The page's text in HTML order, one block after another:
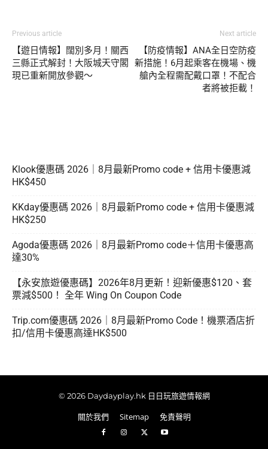
Previous article
【遊日情報】闊別多月！關西
三縣正式解封！大阪城天守閣
現已重新開放參觀～
Next article
【防疫情報】ANA全日空防疫
新措施！6月起乘客在機場、機
艙內全程需配戴口罩！不配合
者將被拒載！
Klook優惠碼 2026｜8月最新Promo code + 信用卡優惠減
HK$450
KKday優惠碼 2026｜8月最新Promo code + 信用卡優惠減
HK$250
Agoda優惠碼 2026｜8月最新Promo code＋信用卡優惠高
達30%
【永安旅遊優惠碼】2026年8月更新！迎新優惠$120、套
票減$500！ 全年 Wing On Coupon Code
Trip.com優惠碼 2026｜8月最新Promo Code！機票酒店折
扣/信用卡優惠高達HK$500
© 2026 Daydayplay.hk 日日玩旅遊情報網
關於我們 Sitemap 免責聲明